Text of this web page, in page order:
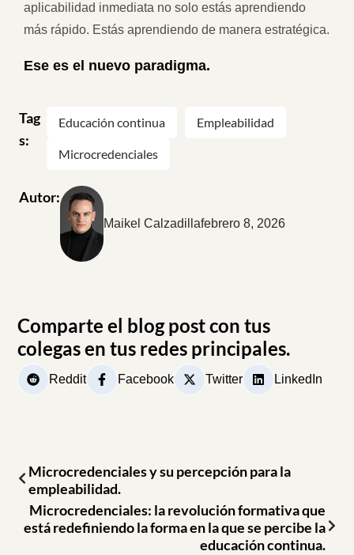
aplicabilidad inmediata no solo estás aprendiendo
más rápido. Estás aprendiendo de manera estratégica.
Ese es el nuevo paradigma.
Tag
s:
Educación continua Empleabilidad
Microcredenciales
Autor:
Maikel Calzadillafebrero 8, 2026
Comparte el blog post con tus
colegas en tus redes principales.
Reddit Facebook Twitter LinkedIn
Microcredenciales y su percepción para la
empleabilidad.
Microcredenciales: la revolución formativa que
está redefiniendo la forma en la que se percibe la
educación continua.